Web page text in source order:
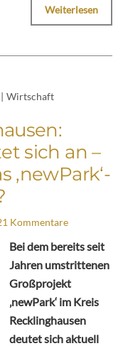
Weiterlesen
| Wirtschaft
sich an –
‚newPark‘-
Kommentare
Bei dem bereits seit
Jahren umstrittenen
Großprojekt
‚newPark‘ im Kreis
Recklinghausen
deutet sich aktuell